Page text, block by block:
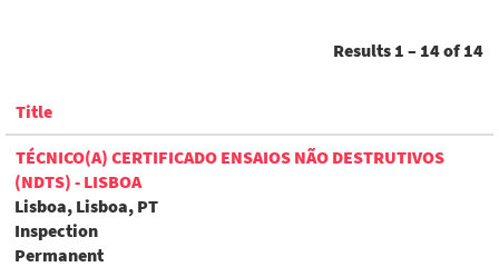
Results 1 – 14of14
Title
TÉCNICO(A) CERTIFICADO ENSAIOS NÃO DESTRUTIVOS
(NDTS) - LISBOA
Lisboa, Lisboa, PT
Inspection
Permanent